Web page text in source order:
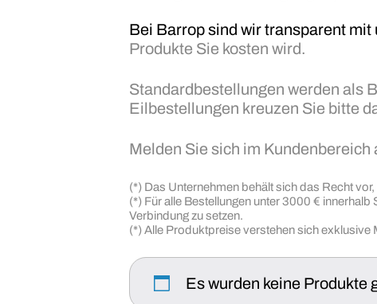
Bei Barrop sind wir transparent mit
Produkte Sie kosten wird.
Standardbestellungen werden als
Eilbestellungen kreuzen Sie bitte
Melden Sie sich im
(*) Das Unternehmen behält sich das Recht
(*) Für alle Bestellungen unter 3000 €
Verbindung zu setzen.
(*) Alle Produktpreise verstehen sich exklusive
Es wurden keine Produkte